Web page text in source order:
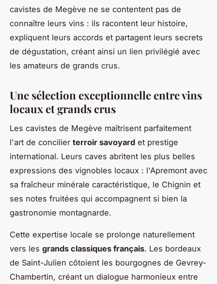
cavistes de Megève ne se contentent pas de
connaître leurs vins : ils racontent leur histoire,
expliquent leurs accords et partagent leurs secrets
de dégustation, créant ainsi un lien privilégié avec
les amateurs de grands crus.
Une sélection exceptionnelle entre vins
locaux et grands crus
Les cavistes de Megève maîtrisent parfaitement
l'art de concilier terroir savoyard et prestige
international. Leurs caves abritent les plus belles
expressions des vignobles locaux : l'Apremont avec
sa fraîcheur minérale caractéristique, le Chignin et
ses notes fruitées qui accompagnent si bien la
gastronomie montagnarde.
Cette expertise locale se prolonge naturellement
vers les grands classiques français. Les bordeaux
de Saint-Julien côtoient les bourgognes de Gevrey-
Chambertin, créant un dialogue harmonieux entre